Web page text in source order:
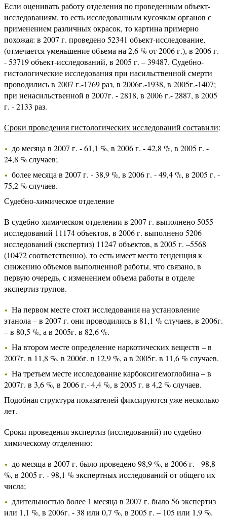
Если оценивать работу отделения по проведенным объект-
исследованиям, то есть исследованным кусочкам органов с
применением различных окрасок, то картина примерно
похожая: в 2007 г. проведено 52341 объект-исследование,
(отмечается уменьшение объема на 2,6 % от 2006 г.), в 2006 г.
- 53719 объект-исследований, в 2005 г. – 39487. Судебно-
гистологические исследования при насильственной смерти
проводились в 2007 г.-1769 раз, в 2006г.-1938, в 2005г.-1407;
при ненасильственной в 2007г. - 2818, в 2006 г.- 2887, в 2005
г. - 2133 раз.
Сроки проведения гистологических исследований составили:
до месяца в 2007 г. - 61,1 %, в 2006 г. - 42,8 %, в 2005 г. -
24,8 % случаев;
более месяца в 2007 г. - 38,9 %, в 2006 г. - 49,4 %, в 2005 г. -
75,2 % случаев.
Судебно-химическое отделение
В судебно-химическом отделении в 2007 г. выполнено 5055
исследований 11174 объектов, в 2006 г. выполнено 5206
исследований (экспертиз) 11247 объектов, в 2005 г. –5568
(10472 соответственно), то есть имеет место тенденция к
снижению объемов выполненной работы, что связано, в
первую очередь, с изменением объема работы в отделе
экспертиз трупов.
На первом месте стоят исследования на установление
этанола – в 2007 г. они проводились в 81,1 % случаев, в 2006г.
– в 80,5 %, а в 2005г. в 82,6 %.
На втором месте определение наркотических веществ – в
2007г. в 11,8 %, в 2006г. в 12,9 %, а в 2005г. в 11,6 % случаев.
На третьем месте исследование карбоксигемоглобина – в
2007г. в 3,6 %, в 2006 г.- 4,4 %, в 2005 г. в 4,2 % случаев.
Подобная структура показателей фиксируются уже несколько
лет.
Сроки проведения экспертиз (исследований) по судебно-
химическому отделению:
до месяца в 2007 г. было проведено 98,9 %, в 2006 г. - 98,8
%, в 2005 г. - 98,1 % экспертных исследований от общего их
числа;
длительностью более 1 месяца в 2007 г. было 56 экспертиз
или 1,1 %, в 2006г. - 38 или 0,7 %, в 2005 г. – 105 или 1,9 %.